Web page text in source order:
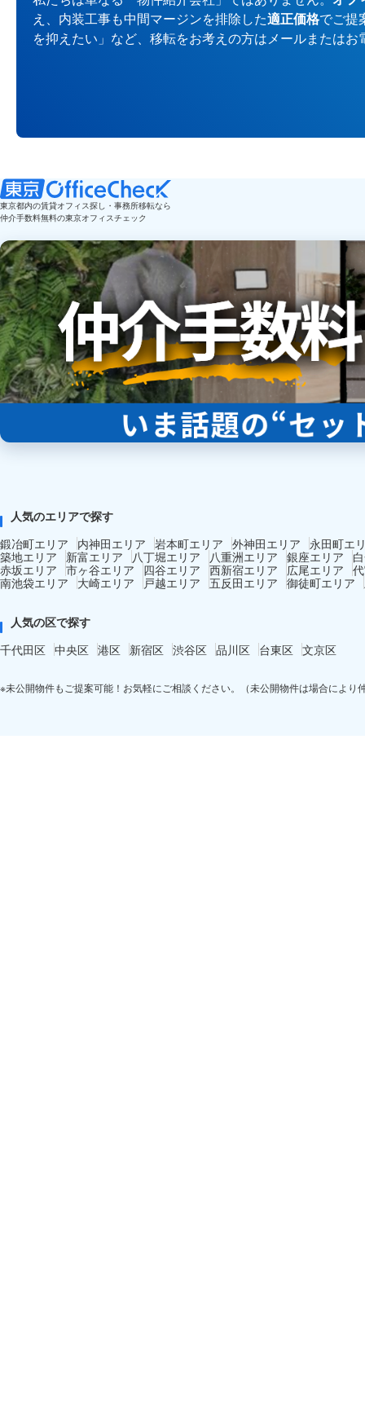
え、内装工事も中間マージンを排除した適正価格でご提
を抑えたい」など、移転をお考えの方はメールまたは
東京都内の賃貸オフィス探し・事務所移転なら
仲介手数料無料の東京オフィスチェック
人気のエリアで探す
鍛冶町エリア
内神田エリア 岩本町エリア 外神田エリア
永田町エ
築地エリア
新富エリア 八丁堀エリア 八重洲エリア 銀座エリア
赤坂エリア 市ヶ谷エリア 四谷エリア 西新宿エリア 広尾エリア
南池袋エリア
大崎エリア 戸越エリア 五反田エリア 御徒町エリア
人気の区で探す
千代田区 中央区 港区 新宿区 渋谷区 品川区 台東区 文京区
※未公開物件もご提案可能！お気軽にご相談ください。（未公開物件は場合により